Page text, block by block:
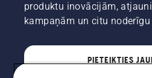
produktu inovācijām,
kampaņām un citu
PIETEIKTIES